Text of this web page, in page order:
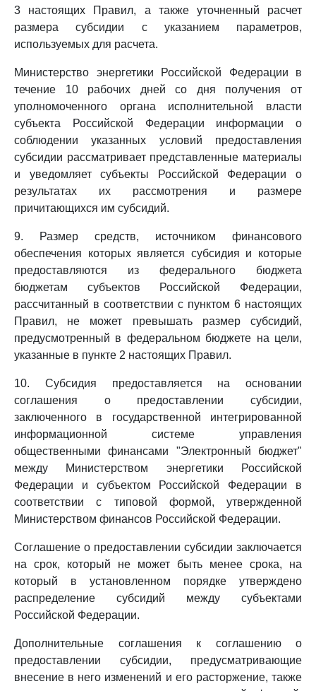
3 настоящих Правил, а также уточненный расчет
размера субсидии с указанием параметров,
используемых для расчета.
Министерство энергетики Российской Федерации в
течение 10 рабочих дней со дня получения от
уполномоченного органа исполнительной власти
субъекта Российской Федерации информации о
соблюдении указанных условий предоставления
субсидии рассматривает представленные материалы
и уведомляет субъекты Российской Федерации о
результатах их рассмотрения и размере
причитающихся им субсидий.
9. Размер средств, источником финансового
обеспечения которых является субсидия и которые
предоставляются из федерального бюджета
бюджетам субъектов Российской Федерации,
рассчитанный в соответствии с пунктом 6 настоящих
Правил, не может превышать размер субсидий,
предусмотренный в федеральном бюджете на цели,
указанные в пункте 2 настоящих Правил.
10. Субсидия предоставляется на основании
соглашения о предоставлении субсидии,
заключенного в государственной интегрированной
информационной системе управления
общественными финансами "Электронный бюджет"
между Министерством энергетики Российской
Федерации и субъектом Российской Федерации в
соответствии с типовой формой, утвержденной
Министерством финансов Российской Федерации.
Соглашение о предоставлении субсидии заключается
на срок, который не может быть менее срока, на
который в установленном порядке утверждено
распределение субсидий между субъектами
Российской Федерации.
Дополнительные соглашения к соглашению о
предоставлении субсидии, предусматривающие
внесение в него изменений и его расторжение, также